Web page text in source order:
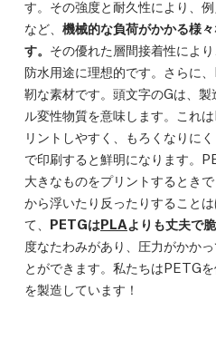
す。その強度と耐久性により、
など、 機械的な負荷がかかる様
す。 その優れた層間接着性によ
防水用途に理想的です。さらに
靭な素材です。頭文字のGは、
ル変性物質を意味します。これ
リントしやすく、もろくなりに
で印刷すると鮮明になります。
大きなものをプリントするとき
から浮いたり反ったりすること
て、 PETGはPLAよりも丈夫で
度なたわみがあり、圧力がかか
とができます。私たちはPETG
を製造しています！